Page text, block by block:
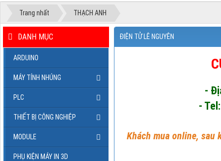
Trang nhất THẠCH ANH
ĐIỆN TỬ LÊ NGUYÊN
-
-
Khách mua online, sau
DANH MỤC
ARDUINO
MÁY TÍNH NHÚNG
PLC
THIẾT BỊ CÔNG NGHIỆP
MODULE
PHỤ KIỆN MÁY IN 3D